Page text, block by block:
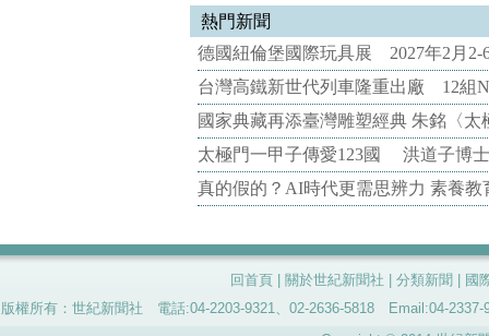
熱門新聞
德國紐倫堡國際玩具展 2027年2月2-
台灣高鐵新世代列車隆重出廠 12組
國家典藏再添臺灣雕塑經典 朱銘〈
太極門一甲子傳愛123國 洪道子博
真的假的？AI時代更需思辨力 素養
回首頁 關於世紀新聞社 分類新聞
國
版權所有：世紀新聞社 電話:04-2203-9321、02-2636-5818 Email:04-